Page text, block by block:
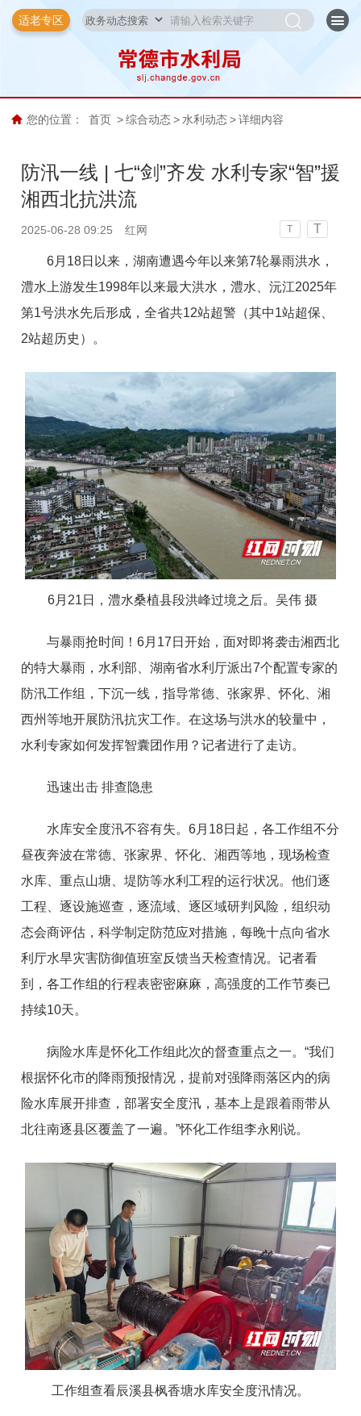
适老专区
您的位置： 首页 > 综合动态 > 水利动态 > 详细内容
防汛一线 | 七“剑”齐发 水利专家“智”援
湘西北抗洪流
2025-06-28 09:25 红网 T T
6月18日以来，湖南遭遇今年以来第7轮暴雨洪水，
澧水上游发生1998年以来最大洪水，澧水、沅江2025年
第1号洪水先后形成，全省共12站超警（其中1站超保、
2站超历史）。
6月21日，澧水桑植县段洪峰过境之后。吴伟 摄
与暴雨抢时间！6月17日开始，面对即将袭击湘西北
的特大暴雨，水利部、湖南省水利厅派出7个配置专家的
防汛工作组，下沉一线，指导常德、张家界、怀化、湘
西州等地开展防汛抗灾工作。在这场与洪水的较量中，
水利专家如何发挥智囊团作用？记者进行了走访。
迅速出击 排查隐患
水库安全度汛不容有失。6月18日起，各工作组不分
昼夜奔波在常德、张家界、怀化、湘西等地，现场检查
水库、重点山塘、堤防等水利工程的运行状况。他们逐
工程、逐设施巡查，逐流域、逐区域研判风险，组织动
态会商评估，科学制定防范应对措施，每晚十点向省水
利厅水旱灾害防御值班室反馈当天检查情况。记者看
到，各工作组的行程表密密麻麻，高强度的工作节奏已
持续10天。
病险水库是怀化工作组此次的督查重点之一。“我们
根据怀化市的降雨预报情况，提前对强降雨落区内的病
险水库展开排查，部署安全度汛，基本上是跟着雨带从
北往南逐县区覆盖了一遍。”怀化工作组李永刚说。
工作组查看辰溪县枫香塘水库安全度汛情况。